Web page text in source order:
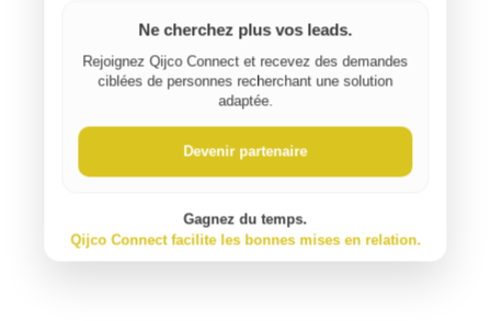
Ne cherchez plus vos leads.
Rejoignez Qijco Connect et recevez des demandes
ciblées de personnes recherchant une solution
adaptée.
Devenir partenaire
Gagnez du temps.
Qijco Connect facilite les bonnes mises en relation.